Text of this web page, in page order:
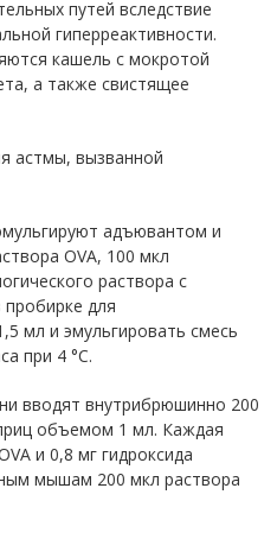
путей вследствие
гиперреактивности.
кашель с мокротой
а также свистящее
астмы, вызванной
адъювантом и
OVA, 100 мкл
раствора с
для
мл и эмульгировать смесь
при 4 °C.
вводят внутрибрюшинно 200
объемом 1 мл. Каждая
и 0,8 мг гидроксида
мышам 200 мкл раствора